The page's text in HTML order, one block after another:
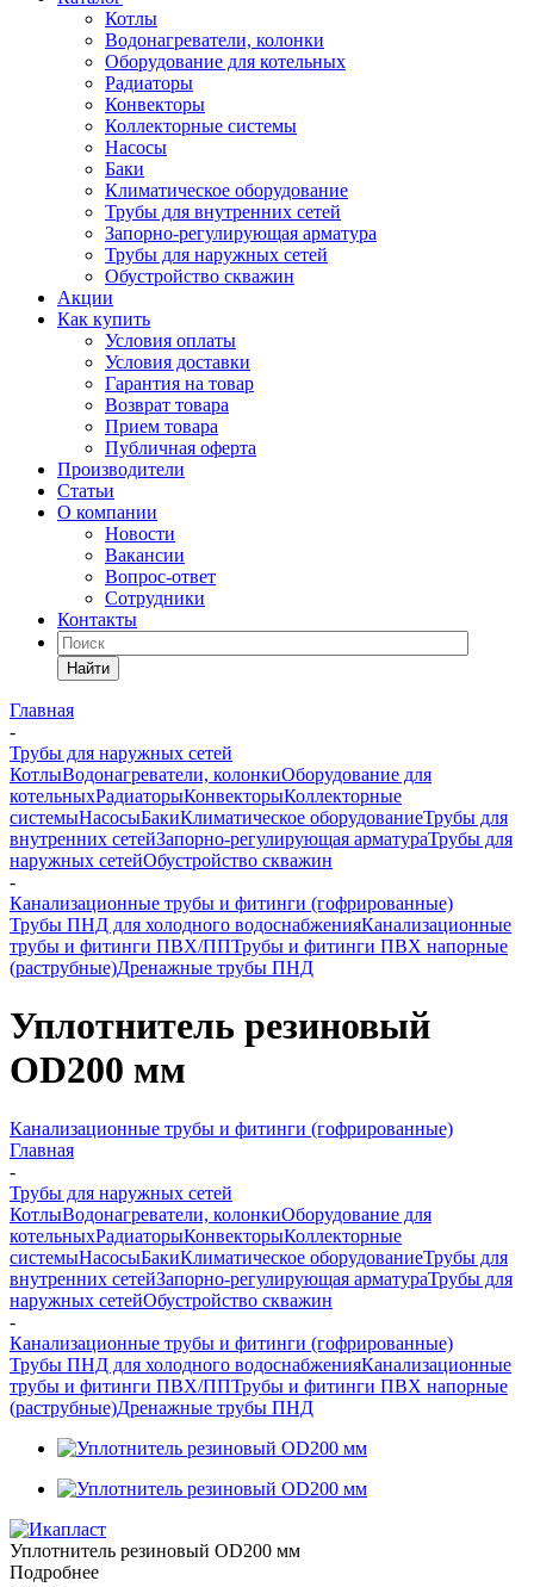
Котлы
Водонагреватели, колонки
Оборудование для котельных
Радиаторы
Конвекторы
Коллекторные системы
Насосы
Баки
Климатическое оборудование
Трубы для внутренних сетей
Запорно-регулирующая арматура
Трубы для наружных сетей
Обустройство скважин
Акции
Как купить
Условия оплаты
Условия доставки
Гарантия на товар
Возврат товара
Прием товара
Публичная оферта
Производители
Статьи
О компании
Новости
Вакансии
Вопрос-ответ
Сотрудники
Контакты
Найти
Главная
-
Трубы для наружных сетей
КотлыВодонагреватели, колонкиОборудование для
котельныхРадиаторыКонвекторыКоллекторные
системыНасосыБакиКлиматическое оборудованиеТрубы для
внутренних сетейЗапорно-регулирующая арматураТрубы для
наружных сетейОбустройство скважин
-
Канализационные трубы и фитинги (гофрированные)
Трубы ПНД для холодного водоснабженияКанализационные
трубы и фитинги ПВХ/ППТрубы и фитинги ПВХ напорные
(раструбные)Дренажные трубы ПНД
Уплотнитель резиновый
OD200 мм
Канализационные трубы и фитинги (гофрированные)
Главная
-
Трубы для наружных сетей
КотлыВодонагреватели, колонкиОборудование для
котельныхРадиаторыКонвекторыКоллекторные
системыНасосыБакиКлиматическое оборудованиеТрубы для
внутренних сетейЗапорно-регулирующая арматураТрубы для
наружных сетейОбустройство скважин
-
Канализационные трубы и фитинги (гофрированные)
Трубы ПНД для холодного водоснабженияКанализационные
трубы и фитинги ПВХ/ППТрубы и фитинги ПВХ напорные
(раструбные)Дренажные трубы ПНД
Уплотнитель резиновый OD200 мм
Подробнее